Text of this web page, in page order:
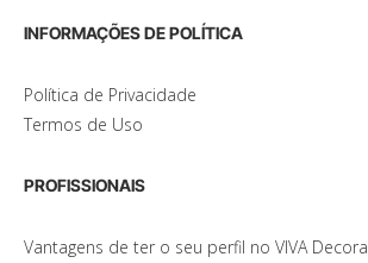
INFORMAÇÕES DE POLÍTICA
Política de Privacidade
Termos de Uso
PROFISSIONAIS
Vantagens de ter o seu perfil no VIVA Decora